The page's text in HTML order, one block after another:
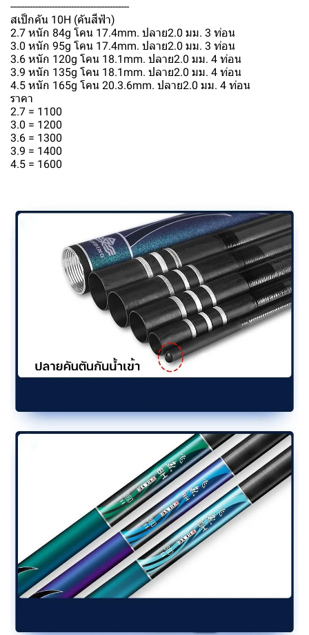
-------------------------------------------
สเป็กคัน 10H (คันสีฟ้า)
2.7 หนัก 84g โคน 17.4mm. ปลาย2.0 มม. 3 ท่อน
3.0 หนัก 95g โคน 17.4mm. ปลาย2.0 มม. 3 ท่อน
3.6 หนัก 120g โคน 18.1mm. ปลาย2.0 มม. 4 ท่อน
3.9 หนัก 135g โคน 18.1mm. ปลาย2.0 มม. 4 ท่อน
4.5 หนัก 165g โคน 20.3.6mm. ปลาย2.0 มม. 4 ท่อน
ราคา
2.7 = 1100
3.0 = 1200
3.6 = 1300
3.9 = 1400
4.5 = 1600